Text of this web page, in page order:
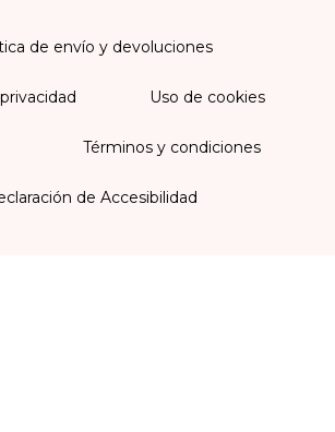
de envío y devoluciones
Uso de cookies
Términos y condiciones
de Accesibilidad